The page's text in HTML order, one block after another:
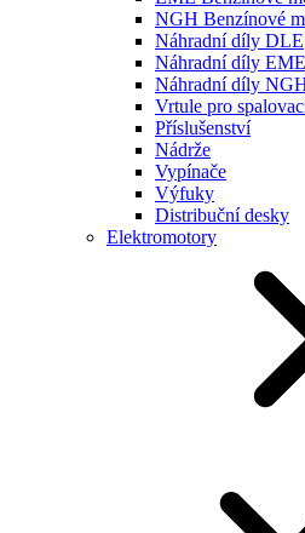
NGH Benzínové
Náhradní díly DLE
Náhradní díly EME
Náhradní díly
Vrtule pro
Příslušenství
Nádrže
Vypínače
Výfuky
Distribuční desky
Elektromotory